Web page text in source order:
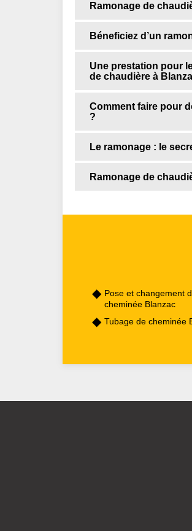
Ramonage de
Béneficiez d’un
Une prestation pour
de chaudière à
Comment faire pour
?
Le ramonage : le
Ramonage de
Pose et changement
cheminée Blanzac
Tubage de cheminée